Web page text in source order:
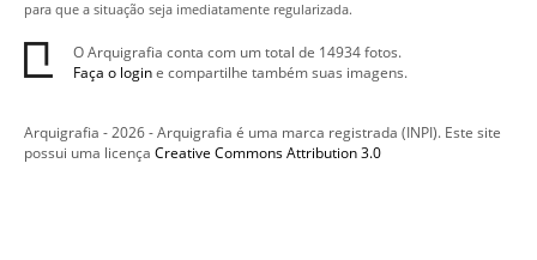
para que a situação seja imediatamente regularizada.
O Arquigrafia conta com um total de 14934 fotos.
Faça o logine compartilhe também suas imagens.
Arquigrafia - 2026 - Arquigrafia é uma marca registrada (INPI). Este site
possui uma licença Creative Commons Attribution 3.0